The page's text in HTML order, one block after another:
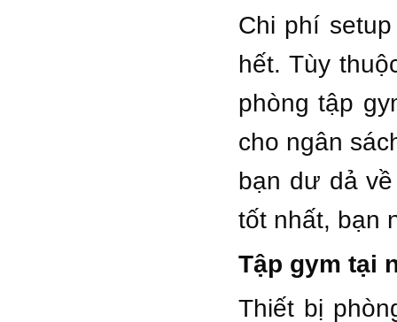
Chi phí
hết. Tùy
phòng tập
cho ngân
bạn dư dả
tốt nhất, bạn
Tập gym tại
Thiết bị